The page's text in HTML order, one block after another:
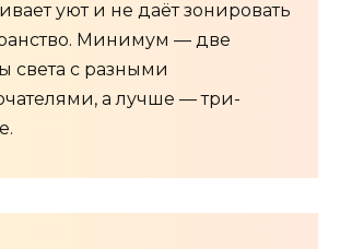
уют и не даёт зонировать
Минимум — две
света с разными
а лучше — три-